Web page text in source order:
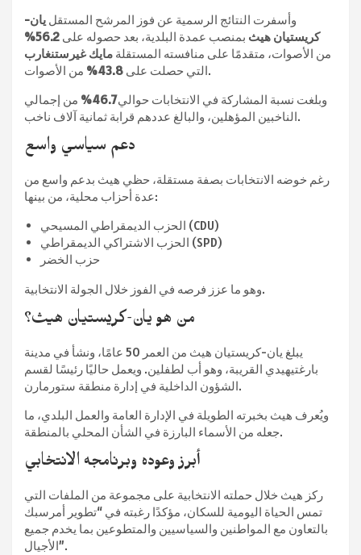
وأسفرت النتائج الرسمية عن فوز المرشح المستقل يان-
كريستيان هيث بمنصب عمدة البلدية، بعد حصوله على 56.2%
من الأصوات، متقدمًا على منافسته المستقلة مايك غيرستنغارب
التي حصلت على 43.8%
من الأصوات.
وبلغت نسبة المشاركة في الانتخابات حوالي46.7%
من إجمالي
الناخبين المؤهلين، والبالغ عددهم قرابة ثمانية آلاف ناخب.
دعم سياسي واسع
رغم خوضه الانتخابات بصفة مستقلة، حظي هيث بدعم واسع من
عدة أحزاب محلية، من بينها:
الحزب الديمقراطي المسيحي (CDU)
الحزب الاشتراكي الديمقراطي (SPD)
حزب الخضر
وهو ما عزز فرصه في الفوز خلال الجولة الانتخابية.
من هو يان-كريستيان هيث؟
يبلغ يان-كريستيان هيث من العمر 50 عامًا، ونشأ في مدينة
بارغتيهيدي القريبة، وهو أب لطفلين. ويعمل حاليًا رئيسًا لقسم
الشؤون الداخلية في إدارة منطقة ستورمارن.
ويُعرف هيث بخبرته الطويلة في الإدارة العامة والعمل البلدي، ما
جعله من الأسماء البارزة في الشأن المحلي بالمنطقة.
أبرز وعوده وبرنامجه الانتخابي
ركز هيث خلال حملته الانتخابية على مجموعة من الملفات التي
تمس الحياة اليومية للسكان، مؤكدًا رغبته في “تطوير أمرسبك
بالتعاون مع المواطنين والسياسيين والمتطوعين بما يخدم جميع
الأجيال”.